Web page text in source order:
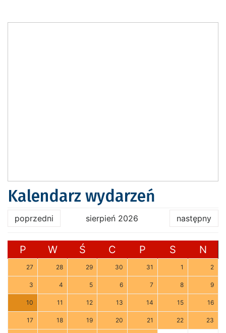
Kalendarz wydarzeń
poprzedni sierpień 2026 następny
P W Ś C P S N
27 28 29 30 31 1 2
3 4 5 6 7 8 9
10 11 12 13 14 15 16
17 18 19 20 21 22 23